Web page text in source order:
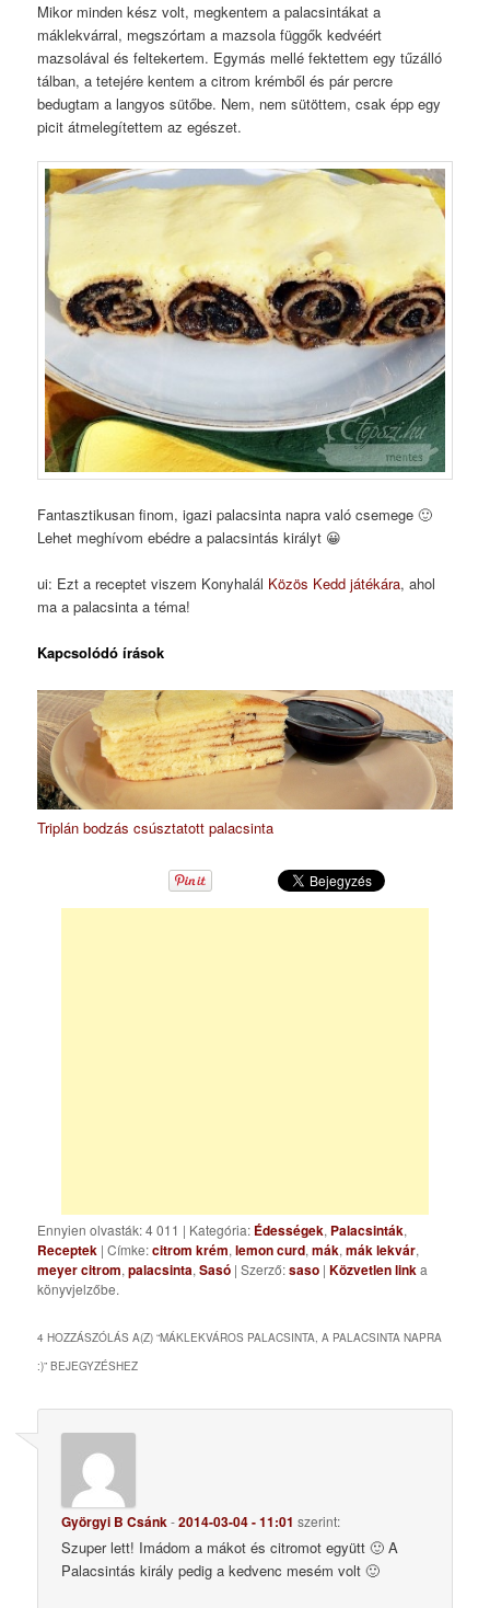
Mikor minden kész volt, megkentem a palacsintákat a
máklekvárral, megszórtam a mazsola függők kedvéért
mazsolával és feltekertem. Egymás mellé fektettem egy tűzálló
tálban, a tetejére kentem a citrom krémből és pár percre
bedugtam a langyos sütőbe. Nem, nem sütöttem, csak épp egy
picit átmelegítettem az egészet.
Fantasztikusan finom, igazi palacsinta napra való csemege 🙂
Lehet meghívom ebédre a palacsintás királyt 😀
ui: Ezt a receptet viszem Konyhalál Közös Kedd játékára, ahol
ma a palacsinta a téma!
Kapcsolódó írások
Triplán bodzás csúsztatott palacsinta
Ennyien olvasták: 4 011 | Kategória: Édességek, Palacsinták,
Receptek | Címke:citrom krém,lemon curd,mák,mák lekvár,
meyer citrom,palacsinta,Sasó | Szerző:saso |Közvetlen linka
könyvjelzőbe.
4 HOZZÁSZÓLÁS A(Z) “MÁKLEKVÁROS PALACSINTA, A PALACSINTA NAPRA
:)” BEJEGYZÉSHEZ
Györgyi B Csánk-2014-03-04 - 11:01 szerint:
Szuper lett! Imádom a mákot és citromot együtt 🙂 A
Palacsintás király pedig a kedvenc mesém volt 🙂